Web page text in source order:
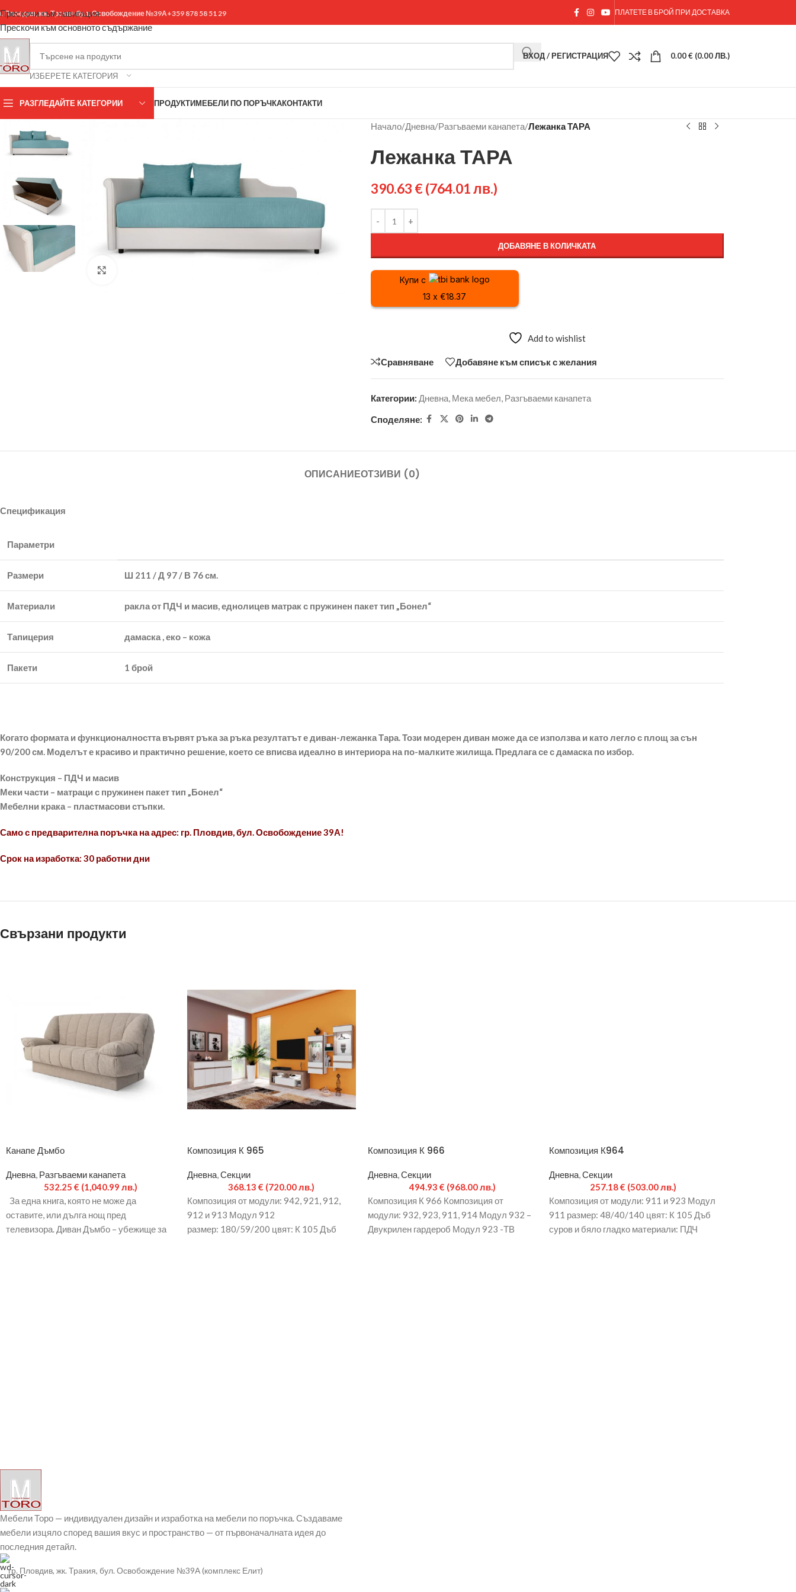
Прескочи към навигация
Прескочи към основното съдържание
Пловдив, жк. Тракия бул. Освобождение №39А+359 878 58 51 29 ПЛАТЕТЕ В БРОЙ ПРИ ДОСТАВКА
ИЗБЕРЕТЕ КАТЕГОРИЯ
ВХОД / РЕГИСТРАЦИЯ 0.00€ (0.00 ЛВ.)
РАЗГЛЕДАЙТЕ КАТЕГОРИИ ПРОДУКТИМЕБЕЛИ ПО ПОРЪЧКАКОНТАКТИ
Начало/Дневна/Разгъваеми канапета/Лежанка ТАРА
Лежанка ТАРА
390.63 €(764.01 лв.)
ДОБАВЯНЕ В КОЛИЧКАТА
Купи с
13 x €18.37
Add to wishlist
Сравняване Добавяне към списък с желания
Категории: Дневна, Мека мебел, Разгъваеми канапета
Споделяне:
ОПИСАНИЕОТЗИВИ (0)
Спецификация
Параметри
Размери Ш 211 / Д 97 / В 76 см.
Материали ракла от ПДЧ и масив, еднолицев матрак с пружинен пакет тип „Бонел“
Тапицерия дамаска , еко – кожа
Пакети 1 брой
Когато формата и функционалността вървят ръка за ръка резултатът е диван-лежанка Тара. Този модерен диван може да се използва и като легло с площ за сън
90/200 см. Моделът е красиво и практично решение, което се вписва идеално в интериора на по-малките жилища. Предлага се с дамаска по избор.
Конструкция – ПДЧ и масив
Меки части – матраци с пружинен пакет тип „Бонел“
Мебелни крака – пластмасови стъпки.
Само с предварителна поръчка на адрес: гр. Пловдив, бул. Освобождение 39А!
Срок на изработка: 30 работни дни
Свързани продукти
Канапе Дъмбо
Дневна, Разгъваеми канапета
532.25 € (1,040.99 лв.)
За една книга, която не може да
оставите, или дълга нощ пред
телевизора. Диван Дъмбо – убежище за
Композиция К 965
Дневна,Секции
368.13€ (720.00 лв.)
Композиция от модули: 942, 921, 912,
912 и 913 Модул 912
размер: 180/59/200 цвят: К 105 Дъб
Композиция К 966
Дневна,Секции
494.93 € (968.00 лв.)
Композиция К 966 Композиция от
модули: 932, 923, 911, 914 Модул 932 –
Двукрилен гардероб Модул 923 -ТВ
Композиция К964
Дневна,Секции
257.18€ (503.00 лв.)
Композиция от модули: 911 и 923 Модул
911 размер: 48/40/140 цвят: К 105 Дъб
суров и бяло гладко материали: ПДЧ
Мебели Торо — индивидуален дизайн и изработка на мебели по поръчка. Създаваме
мебели изцяло според вашия вкус и пространство — от първоначалната идея до
последния детайл.
гр. Пловдив, жк. Тракия, бул. Освобождение №39А (комплекс Елит)